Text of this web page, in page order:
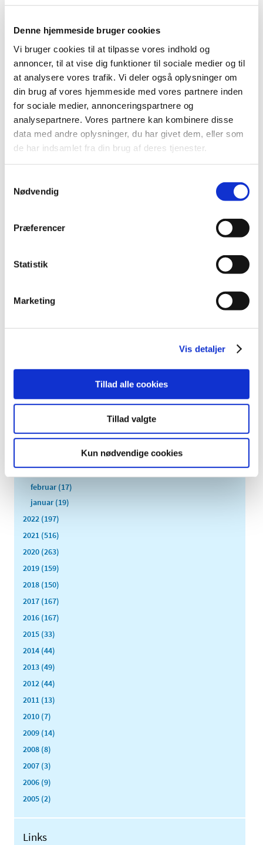
Denne hjemmeside bruger cookies
Vi bruger cookies til at tilpasse vores indhold og
annoncer, til at vise dig funktioner til sociale medier og til
at analysere vores trafik. Vi deler også oplysninger om
din brug af vores hjemmeside med vores partnere inden
for sociale medier, annonceringspartnere og
analysepartnere. Vores partnere kan kombinere disse
data med andre oplysninger, du har givet dem, eller som
de har indsamlet fra din brug af deres tjenester.
Nødvendig
Præferencer
Statistik
Marketing
Vis detaljer
Tillad alle cookies
Tillad valgte
Kun nødvendige cookies
Midlertidigt praksis for deaktivering af
lægemiddelpakninger af kritiske antibiotika
forlænges
|13. april 2023|
I EU er der i øjeblikket udfordringer med forsyningen af
antibiotika, hvorfor Det Europæiske…
Lægemiddelstyrelsen er tovholder i EU-
overvågning af covid-19-vaccine fra Moderna
|5. april 2023|
vaccinerne og deres bivirkninger, som EU-landene
…
Alle (2506)
2026 (84)
2024 (224)
maj (18)
marts (21)
februar (17)
januar (19)
2022 (197)
2021 (516)
2020 (263)
2019 (159)
2018 (150)
2017 (167)
2016 (167)
2015 (33)
2014 (44)
2013 (49)
2012 (44)
2011 (13)
2010 (7)
2009 (14)
2008 (8)
2007 (3)
2006 (9)
2005 (2)
Links